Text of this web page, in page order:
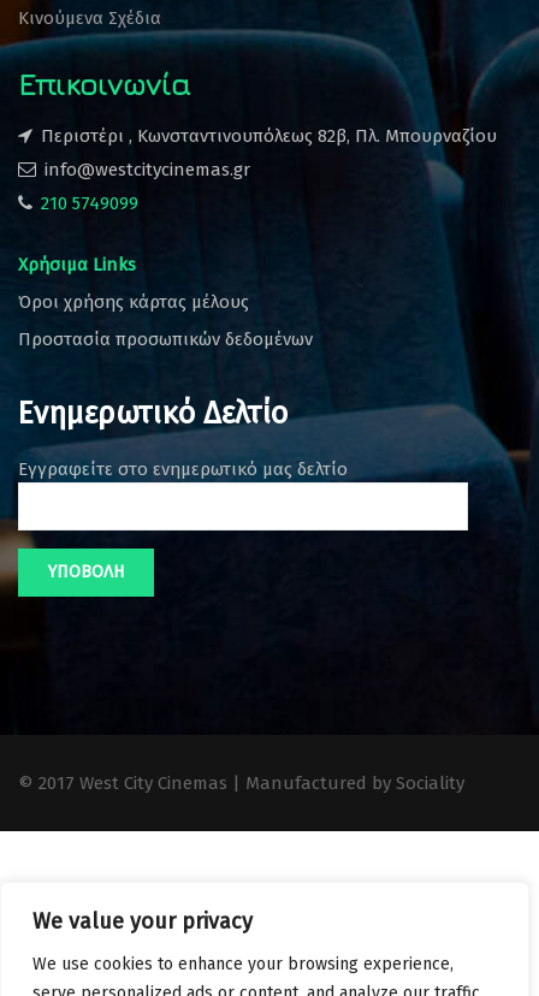
We value your privacy
We use cookies to enhance your browsing experience,
Κινούμενα Σχέδια
Επικοινωνία
Περιστέρι , Κωνσταντινουπόλεως 82β, Πλ. Μπουρναζίου
info@westcitycinemas.gr
210 5749099
Χρήσιμα Links
Όροι χρήσης κάρτας μέλους
Προστασία προσωπικών δεδομένων
Ενημερωτικό Δελτίο
Εγγραφείτε στο ενημερωτικό μας δελτίο
© 2017 West City Cinemas | Manufactured by Sociality